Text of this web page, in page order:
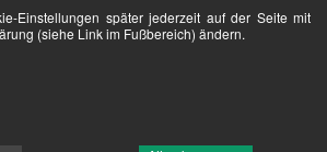
Einstellungen später jederzeit auf der Seite mit
(siehe Link im Fußbereich) ändern.